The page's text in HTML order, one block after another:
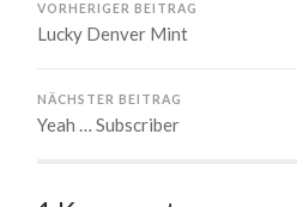
VORHERIGER BEITRAG
Lucky Denver Mint
NÄCHSTER BEITRAG
Yeah … Subscriber